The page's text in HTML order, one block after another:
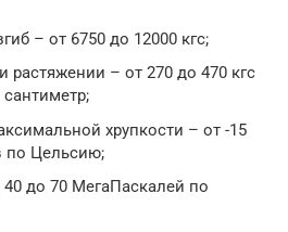
– от 6750 до 12000 кгс;
растяжении – от 270 до 470 кгс
хрупкости – от -15
по Цельсию;
40 до 70 МегаПаскалей по